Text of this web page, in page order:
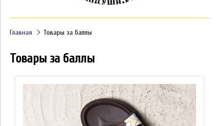
Главная Товары за баллы
Товары за баллы